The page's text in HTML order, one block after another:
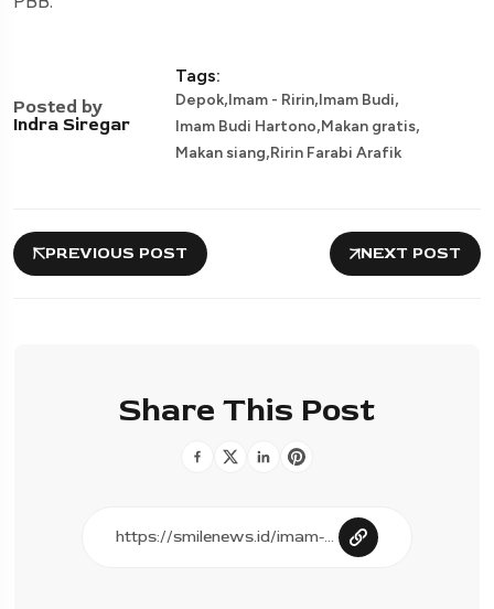
Posted by
Indra Siregar
Tags:
Depok,Imam - Ririn,Imam Budi,
Imam Budi Hartono,Makan gratis,
Makan siang,Ririn Farabi Arafik
PREVIOUS POST NEXT POST
Share This Post